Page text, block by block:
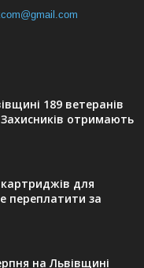
189 ветеранів
отримають
для
переплатити за
на Львівщині